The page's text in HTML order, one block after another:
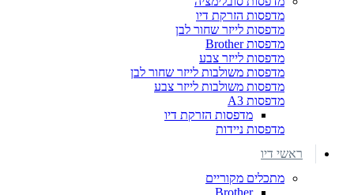
מדפסות הזרקת דיו
מדפסות לייזר שחור לבן
מדפסות Brother
מדפסות לייזר צבע
מדפסות משולבות לייזר שחור לבן
מדפסות משולבות לייזר צבע
מדפסות A3
מדפסות הזרקת דיו
מדפסות ניידות
ראשי דיו
מתכלים מקוריים
Brother